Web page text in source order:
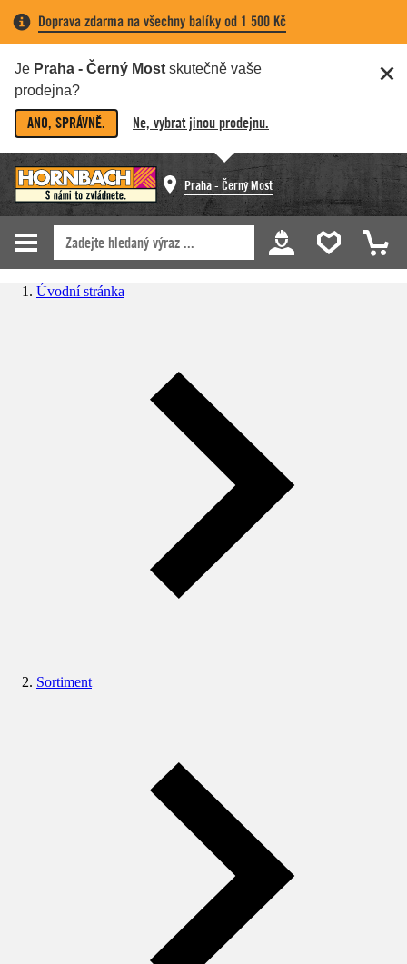
Doprava zdarma na všechny balíky od 1 500 Kč
Je Praha - Černý Most skutečně vaše
prodejna?
ANO, SPRÁVNĚ. Ne, vybrat jinou prodejnu.
Praha - Černý Most
Úvodní stránka
Sortiment